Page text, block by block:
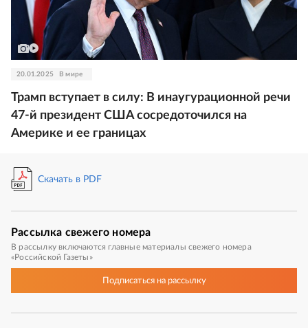
20.01.2025 В мире
Трамп вступает в силу: В инаугурационной речи
47-й президент США сосредоточился на
Америке и ее границах
Скачать в PDF
Рассылка свежего номера
В рассылку включаются главные материалы свежего номера
«Российской Газеты»
Подписатьсяна рассылку